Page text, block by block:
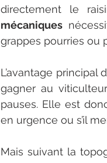
directement le
mécaniques
grappes pourries ou
L’avantage
gagner au
pauses. Elle est
en urgence ou s’il
Mais suivant la